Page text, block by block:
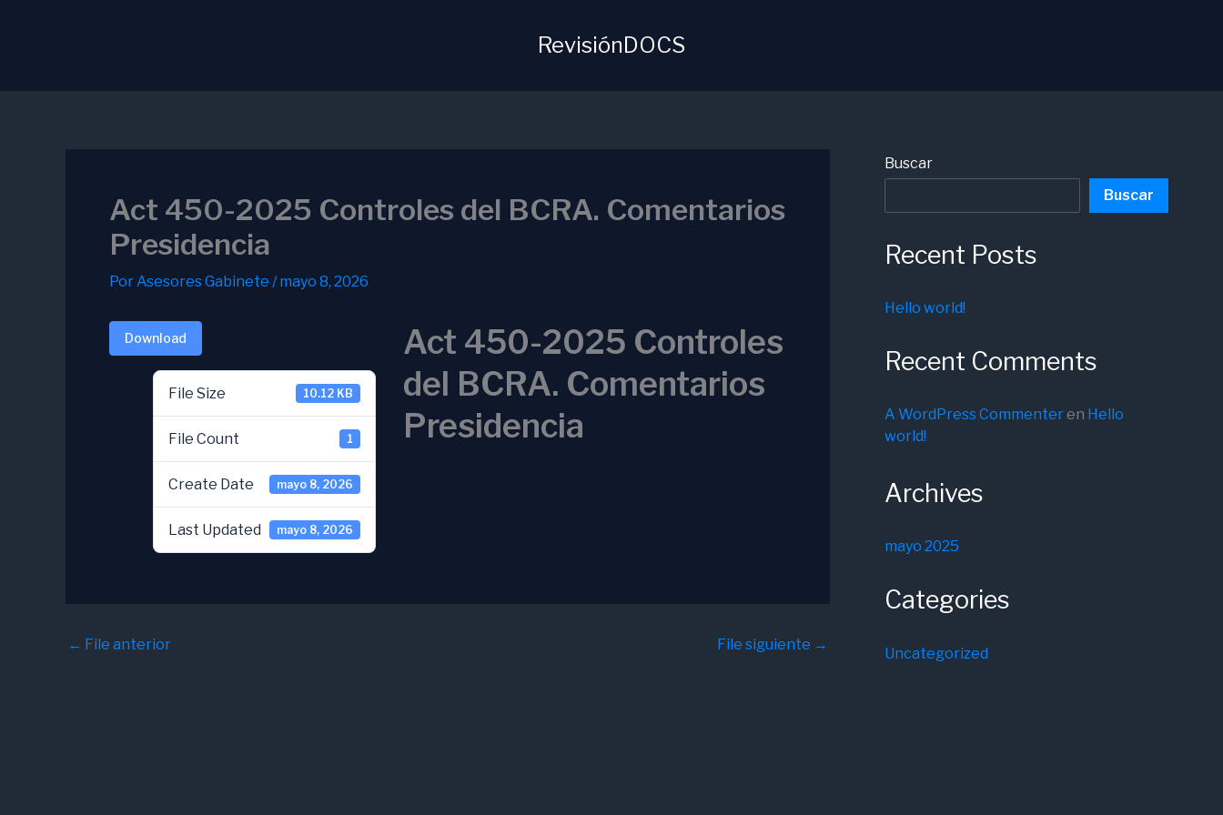
RevisiónDOCS
Act 450-2025 Controles del BCRA. Comentarios
Presidencia
PorAsesores Gabinete /mayo 8, 2026
Download
File Size 10.12 KB
File Count 1
Create Date mayo 8, 2026
Last Updated mayo 8, 2026
Act 450-2025 Controles
del BCRA. Comentarios
Presidencia
← File anterior File siguiente →
Buscar
Buscar
Recent Posts
Hello world!
Recent Comments
A WordPress Commenteren Hello
world!
Archives
mayo 2025
Categories
Uncategorized